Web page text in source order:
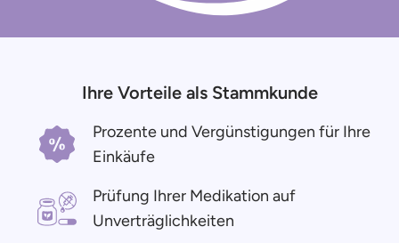
Ihre Vorteile als Stammkunde
Prozente und Vergünstigungen für Ihre
Einkäufe
Prüfung Ihrer Medikation auf
Unverträglichkeiten